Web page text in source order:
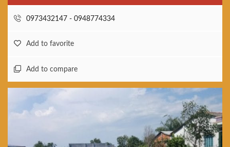
0973432147 - 0948774334
Add to favorite
Add to compare